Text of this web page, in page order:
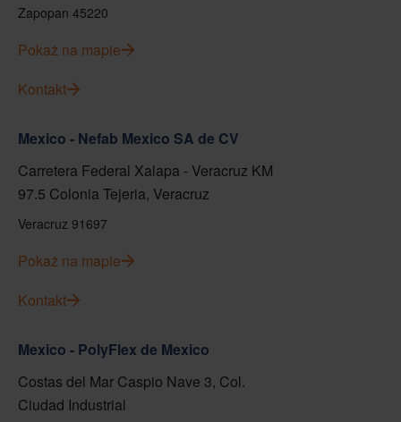
Zapopan 45220
Pokaż na mapie
Kontakt
Mexico - Nefab Mexico SA de CV
Carretera Federal Xalapa - Veracruz KM
97.5 Colonia Tejeria, Veracruz
Veracruz 91697
Pokaż na mapie
Kontakt
Mexico - PolyFlex de Mexico
Costas del Mar Caspio Nave 3, Col.
Ciudad Industrial